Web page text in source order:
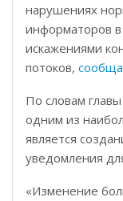
нарушениях
информаторов
искажениями
потоков,
По словам
одним из
является
уведомления
«Изменение